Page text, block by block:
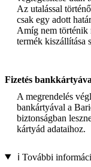
Az utalással
csak egy adott
Amíg nem történik
termék kiszállítása
Fizetés
A megrendelés
bankártyával a
biztonságban
kártyád adataihoz.
ℹ️ További